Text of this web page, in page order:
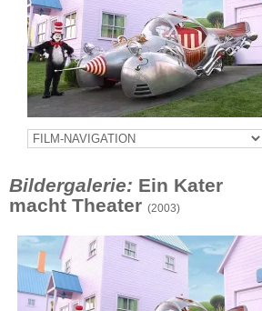
Bildergalerie: Ein Kater
macht Theater (2003)